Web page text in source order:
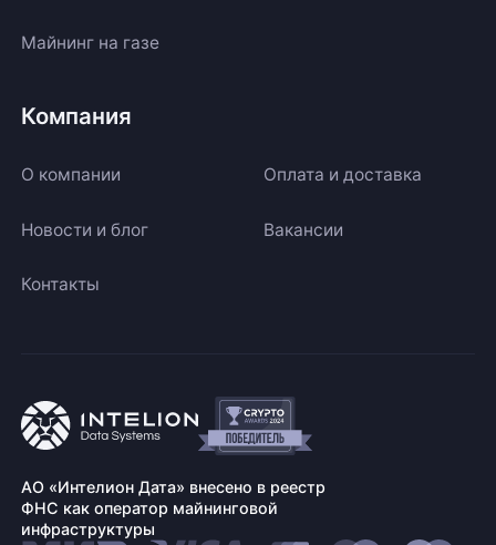
Майнинг на газе
Компания
О компании Оплата и доставка
Новости и блог Вакансии
Контакты
АО «Интелион Дата» внесено в реестр
ФНС как оператор майнинговой
инфраструктуры